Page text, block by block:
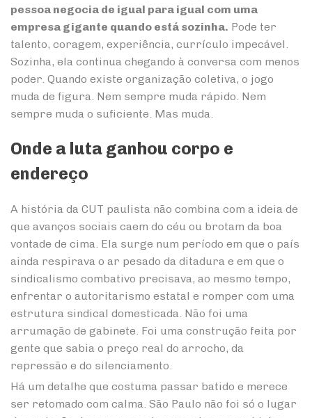
pessoa negocia de igual para igual com uma
empresa gigante quando está sozinha. Pode ter
talento, coragem, experiência, currículo impecável.
Sozinha, ela continua chegando à conversa com menos
poder. Quando existe organização coletiva, o jogo
muda de figura. Nem sempre muda rápido. Nem
sempre muda o suficiente. Mas muda.
Onde a luta ganhou corpo e
endereço
A história da CUT paulista não combina com a ideia de
que avanços sociais caem do céu ou brotam da boa
vontade de cima. Ela surge num período em que o país
ainda respirava o ar pesado da ditadura e em que o
sindicalismo combativo precisava, ao mesmo tempo,
enfrentar o autoritarismo estatal e romper com uma
estrutura sindical domesticada. Não foi uma
arrumação de gabinete. Foi uma construção feita por
gente que sabia o preço real do arrocho, da
repressão e do silenciamento.
Há um detalhe que costuma passar batido e merece
ser retomado com calma. São Paulo não foi só o lugar